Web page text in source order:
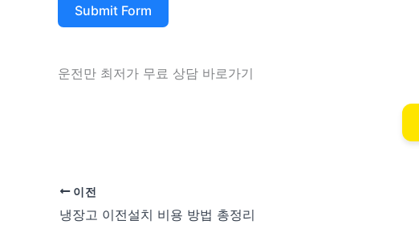
Submit Form
운전만 최저가 무료 상담 바로가기
이전
냉장고 이전설치 비용 방법 총정리